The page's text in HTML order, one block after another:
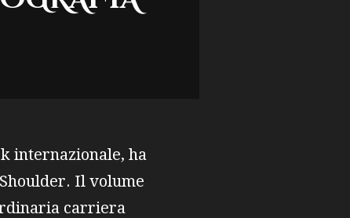
internazionale, ha
Il volume
carriera